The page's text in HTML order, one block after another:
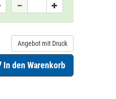
Angebot mit Druck
In den Warenkorb